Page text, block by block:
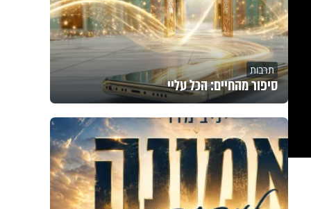
תרבות
סיפור מהחיים: הכל עליי